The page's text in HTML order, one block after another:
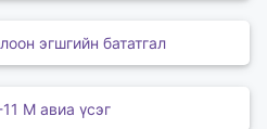
эгшгийн бататгал
М авиа үсэг